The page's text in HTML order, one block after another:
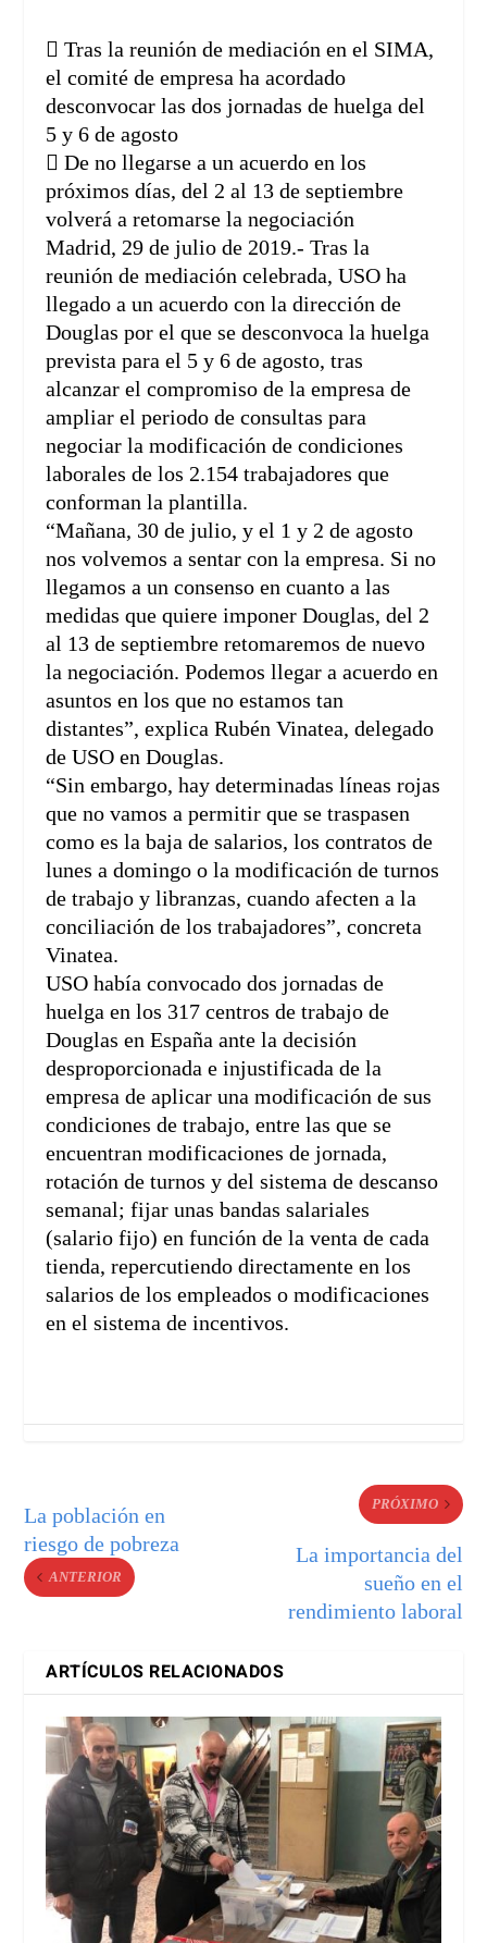
 Tras la reunión de mediación en el SIMA,
el comité de empresa ha acordado
desconvocar las dos jornadas de huelga del
5 y 6 de agosto
 De no llegarse a un acuerdo en los
próximos días, del 2 al 13 de septiembre
volverá a retomarse la negociación
Madrid, 29 de julio de 2019.- Tras la
reunión de mediación celebrada, USO ha
llegado a un acuerdo con la dirección de
Douglas por el que se desconvoca la huelga
prevista para el 5 y 6 de agosto, tras
alcanzar el compromiso de la empresa de
ampliar el periodo de consultas para
negociar la modificación de condiciones
laborales de los 2.154 trabajadores que
conforman la plantilla.
“Mañana, 30 de julio, y el 1 y 2 de agosto
nos volvemos a sentar con la empresa. Si no
llegamos a un consenso en cuanto a las
medidas que quiere imponer Douglas, del 2
al 13 de septiembre retomaremos de nuevo
la negociación. Podemos llegar a acuerdo en
asuntos en los que no estamos tan
distantes”, explica Rubén Vinatea, delegado
de USO en Douglas.
“Sin embargo, hay determinadas líneas rojas
que no vamos a permitir que se traspasen
como es la baja de salarios, los contratos de
lunes a domingo o la modificación de turnos
de trabajo y libranzas, cuando afecten a la
conciliación de los trabajadores”, concreta
Vinatea.
USO había convocado dos jornadas de
huelga en los 317 centros de trabajo de
Douglas en España ante la decisión
desproporcionada e injustificada de la
empresa de aplicar una modificación de sus
condiciones de trabajo, entre las que se
encuentran modificaciones de jornada,
rotación de turnos y del sistema de descanso
semanal; fijar unas bandas salariales
(salario fijo) en función de la venta de cada
tienda, repercutiendo directamente en los
salarios de los empleados o modificaciones
en el sistema de incentivos.
La población en
riesgo de pobreza
ANTERIOR
PRÓXIMO
La importancia del
sueño en el
rendimiento laboral
ARTÍCULOS RELACIONADOS